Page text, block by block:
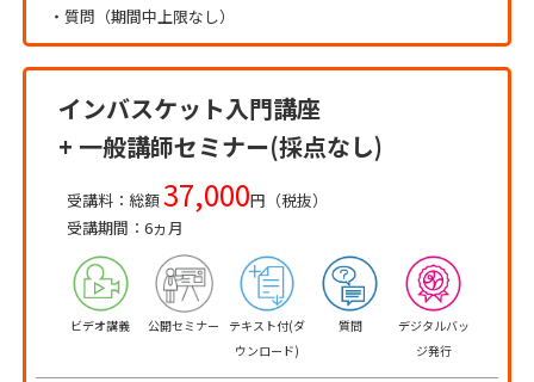
・質問（期間中上限なし）
インバスケット入門講座
+ 一般講師セミナー(採点なし)
受講料：総額37,000円（税抜）
受講期間：6ヵ月
ビデオ講義 公開セミナー
テキスト付(ダ
ウンロード)
質問
デジタルバッ
ジ発行